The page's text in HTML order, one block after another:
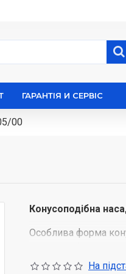
ГАРАНТІЯ И СЕРВІС
00
Конусоподібна
Особлива форма
тісто бульбашками
консистенція.На